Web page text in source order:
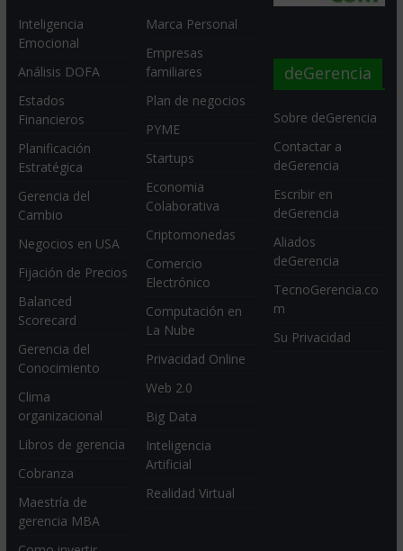
Inteligencia
Emocional
Análisis DOFA
Estados
Financieros
Planificación
Estratégica
Gerencia del
Cambio
Negocios en USA
Fijación de Precios
Balanced
Scorecard
Gerencia del
Conocimiento
Clima
organizacional
Libros de gerencia
Cobranza
Maestría de
gerencia MBA
Marca Personal
Empresas
familiares
Plan de negocios
PYME
Startups
Economia
Colaborativa
Criptomonedas
Comercio
Electrónico
Computación en
La Nube
Privacidad Online
Web 2.0
Big Data
Inteligencia
Artificial
Realidad Virtual
deGerencia
Sobre deGerencia
Contactar a
deGerencia
Escribir en
deGerencia
Aliados
deGerencia
TecnoGerencia.co
m
Su Privacidad